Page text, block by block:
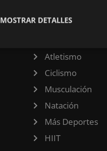
Atletismo
Ciclismo
Musculación
Natación
Más Deportes
HIIT
MOSTRAR DETALLES